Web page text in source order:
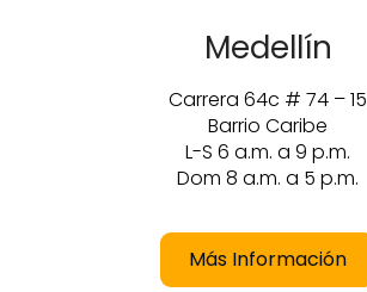
Medellín
Carrera 64c # 74 – 15
Barrio Caribe
L-S 6 a.m. a 9 p.m.
Dom 8 a.m. a 5 p.m.
Más Información